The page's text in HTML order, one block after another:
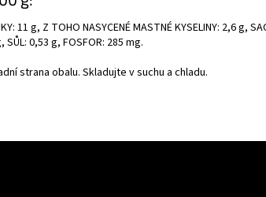
11 g, Z TOHO NASYCENÉ MASTNÉ KYSELINY: 2,6 g,
SŮL: 0,53 g, FOSFOR: 285 mg.
strana obalu. Skladujte v suchu a chladu.